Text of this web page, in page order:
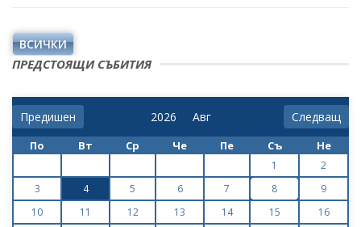
ВСИЧКИ
ПРЕДСТОЯЩИ СЪБИТИЯ
Предишен Следващ
По Вт Ср Че Пе Съ Не
1
2
3
4 5 6 7 8
9
10
11 12 13 14 15
16